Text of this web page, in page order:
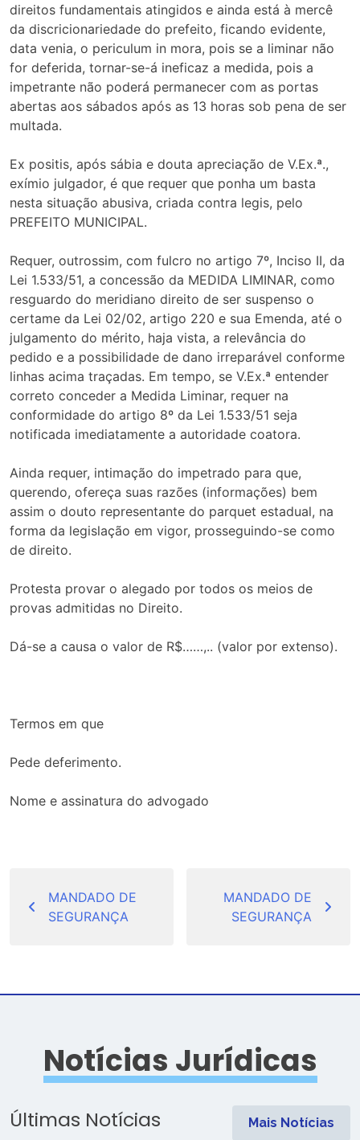
direitos fundamentais atingidos e ainda está à mercê
da discricionariedade do prefeito, ficando evidente,
data venia, o periculum in mora, pois se a liminar não
for deferida, tornar-se-á ineficaz a medida, pois a
impetrante não poderá permanecer com as portas
abertas aos sábados após as 13 horas sob pena de ser
multada.
Ex positis, após sábia e douta apreciação de V.Ex.ª.,
exímio julgador, é que requer que ponha um basta
nesta situação abusiva, criada contra legis, pelo
PREFEITO MUNICIPAL.
Requer, outrossim, com fulcro no artigo 7º, Inciso II, da
Lei 1.533/51, a concessão da MEDIDA LIMINAR, como
resguardo do meridiano direito de ser suspenso o
certame da Lei 02/02, artigo 220 e sua Emenda, até o
julgamento do mérito, haja vista, a relevância do
pedido e a possibilidade de dano irreparável conforme
linhas acima traçadas. Em tempo, se V.Ex.ª entender
correto conceder a Medida Liminar, requer na
conformidade do artigo 8º da Lei 1.533/51 seja
notificada imediatamente a autoridade coatora.
Ainda requer, intimação do impetrado para que,
querendo, ofereça suas razões (informações) bem
assim o douto representante do parquet estadual, na
forma da legislação em vigor, prosseguindo-se como
de direito.
Protesta provar o alegado por todos os meios de
provas admitidas no Direito.
Dá-se a causa o valor de R$……,.. (valor por extenso).
Termos em que
Pede deferimento.
Nome e assinatura do advogado
de
Post
MANDADO DE
SEGURANÇA
MANDADO DE
SEGURANÇA
Notícias Jurídicas
Últimas Notícias Mais Notícias